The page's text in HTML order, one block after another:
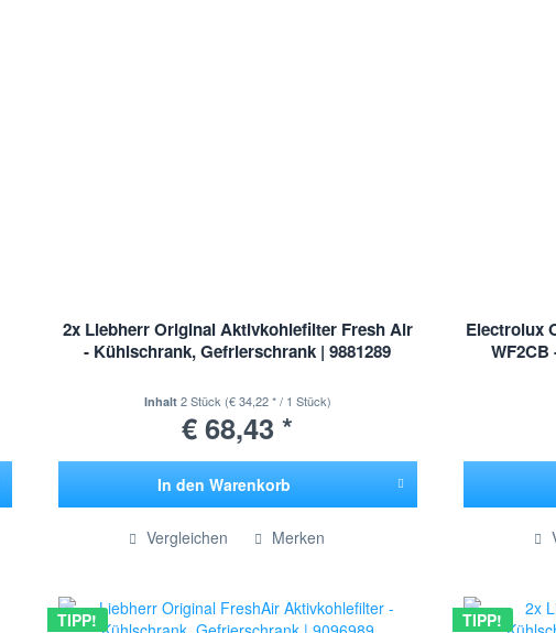
2x Liebherr Original Aktivkohlefilter Fresh Air
- Kühlschrank, Gefrierschrank | 9881289
Inhalt 2 Stück (€ 34,22 * / 1 Stück)
€ 68,43 *
In den Warenkorb
Vergleichen Merken
Electrolux
TIPP! TIPP!